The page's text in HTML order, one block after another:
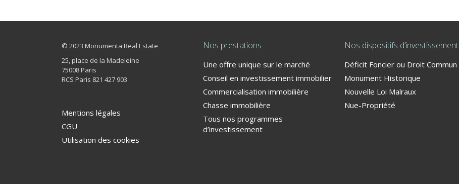
© 2023 Monumenta Real Estate
25, place de la Madeleine
75008 Paris
RCS Paris 821 427 903
Mentions légales
CGU
Utilisation des cookies
Nos prestations
Une offre unique sur le marché
Conseil en investissement immobilier
Commercialisation immobilière
Chasse immobilière
Tous nos programmes
d’investissement
Nos dispositifs d’investissement
Déficit Foncier ou Droit Commun
Monument Historique
Nouvelle Loi Malraux
Nue-Propriété